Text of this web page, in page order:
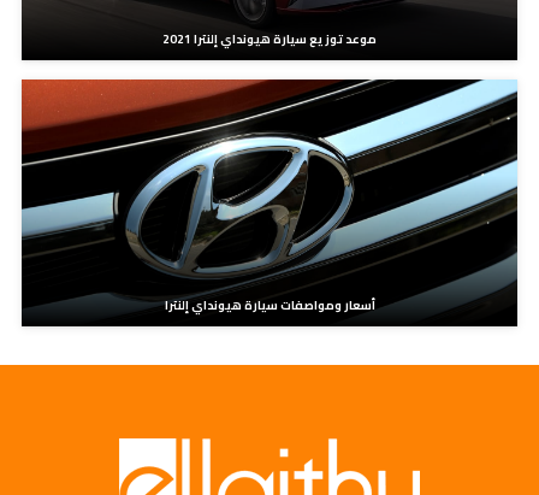
موعد توزيع سيارة هيونداي إلنترا 2021
أسعار ومواصفات سيارة هيونداي إلنترا